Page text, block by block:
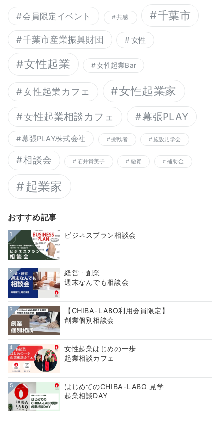
会員限定イベント 共感 千葉市
千葉市産業振興財団 女性
女性起業 女性起業Bar
女性起業カフェ 女性起業家
女性起業相談カフェ 幕張PLAY
幕張PLAY株式会社 挑戦者 施設見学会
相談会 石井貴美子 融資 補助金
起業家
おすすめ記事
1 ビジネスプラン相談会
2
経営・創業
週末なんでも相談会
3
【CHIBA-LABO利用会員限定】
創業個別相談会
4
女性起業はじめの一歩
起業相談カフェ
5
はじめてのCHIBA-LABO 見学
起業相談DAY